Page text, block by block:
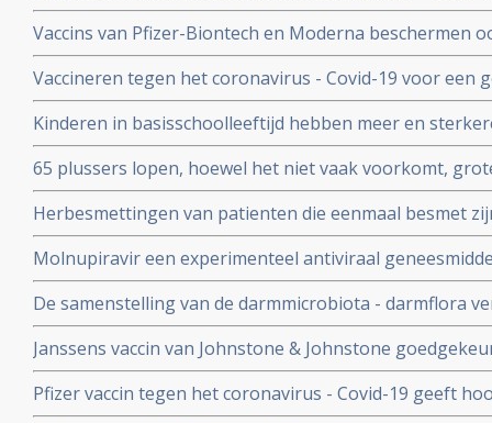
problemen en werd een neurologische of
Vaccins van Pfizer-Biontech en Moderna beschermen
coronavirus aan anderen. Wie is gevaccineerd blijkt
anderen over te dragen
Vaccineren tegen het coronavirus - Covid-19 voor een
patienten en kan duizenden sterfgevallen
studie.
Kinderen in basisschoolleeftijd hebben meer en
besmet te zijn geweest met het coronavirus - Covid-19
65 plussers lopen, hoewel het niet vaak voorkomt,
besmetting met het coronavirus - Covid-19 dan
Herbesmettingen van patienten die eenmaal besmet
- Covid-19 komen zelden voor blijkt uit nieuwe
Molnupiravir een experimenteel antiviraal
virussen, waaronder coronavirussen en specifiek
coronavirus verdwenen bij alle deelnemende patienten.
De samenstelling van de darmmicrobiota - darmflora
COVID-19, vooral de functies in het darmmicrobioom
immuunreacties beinvloeden de ernst van de ziekte
Janssens vaccin van Johnstone & Johnstone
vaccin tegen het coronavirus.
Pfizer vaccin tegen het coronavirus - Covid-19 geeft
met 90 procent effectiviteit, maar er zijn nog veel